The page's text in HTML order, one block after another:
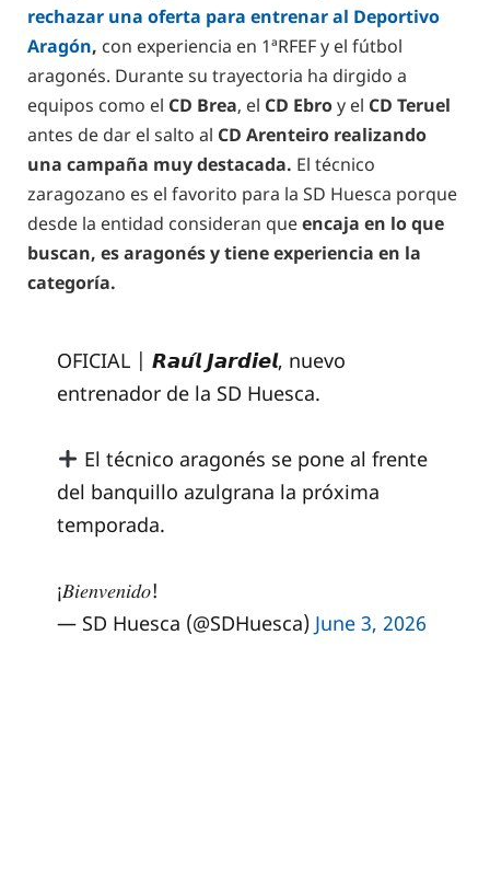
rechazar una oferta para entrenar al Deportivo
Aragón, con experiencia en 1ªRFEF y el fútbol
aragonés. Durante su trayectoria ha dirgido a
equipos como el CD Brea, el CD Ebroy el CD Teruel
antes de dar el salto al CD Arenteiro realizando
una campaña muy destacada. El técnico
zaragozano es el favorito para la SD Huesca porque
desde la entidad consideran queencaja en lo que
buscan, es aragonés y tiene experiencia en la
categoría.
OFICIAL | 𝙍𝙖𝙪́𝙡 𝙅𝙖𝙧𝙙𝙞𝙚𝙡, nuevo
entrenador de la SD Huesca.
El técnico aragonés se pone al frente
del banquillo azulgrana la próxima
temporada.
¡𝐵𝑖𝑒𝑛𝑣𝑒𝑛𝑖𝑑𝑜!
— SD Huesca (@SDHuesca) June 3, 2026